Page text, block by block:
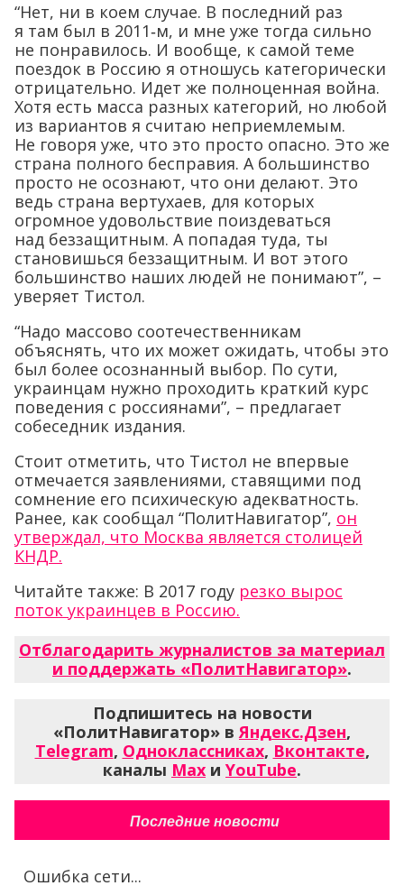
“Нет, ни в коем случае. В последний раз
я там был в 2011‑м, и мне уже тогда сильно
не понравилось. И вообще, к самой теме
поездок в Россию я отношусь категорически
отрицательно. Идет же полноценная война.
Хотя есть масса разных категорий, но любой
из вариантов я считаю неприемлемым.
Не говоря уже, что это просто опасно. Это же
страна полного бесправия. А большинство
просто не осознают, что они делают. Это
ведь страна вертухаев, для которых
огромное удовольствие поиздеваться
над беззащитным. А попадая туда, ты
становишься беззащитным. И вот этого
большинство наших людей не понимают”, –
уверяет Тистол.
“Надо массово соотечественникам
объяснять, что их может ожидать, чтобы это
был более осознанный выбор. По сути,
украинцам нужно проходить краткий курс
поведения с россиянами”, – предлагает
собеседник издания.
Стоит отметить, что Тистол не впервые
отмечается заявлениями, ставящими под
сомнение его психическую адекватность.
Ранее, как сообщал “ПолитНавигатор”, он
утверждал, что Москва является столицей
КНДР.
Читайте также: В 2017 году резко вырос
поток украинцев в Россию.
Отблагодарить журналистов за материал
и поддержать «ПолитНавигатор».
Подпишитесь на новости
«ПолитНавигатор» вЯндекс.Дзен,
Telegram, Одноклассниках, Вконтакте,
каналы Max и YouTube.
Последние новости
Ошибка сети...